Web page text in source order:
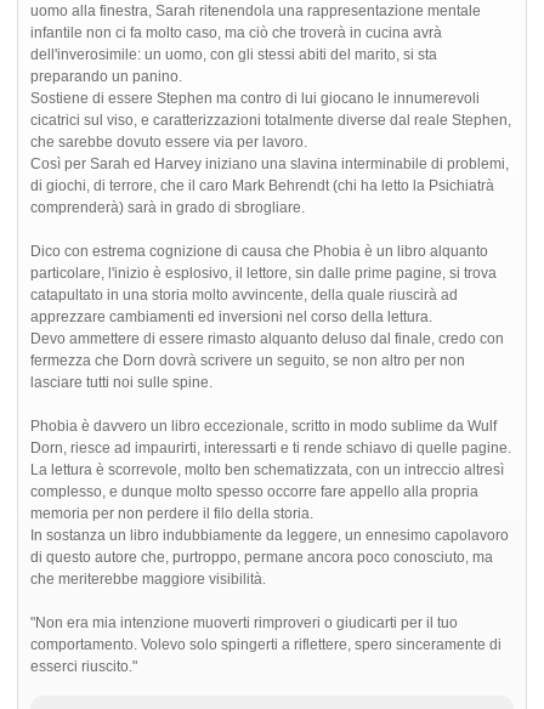
uomo alla finestra, Sarah ritenendola una rappresentazione mentale
infantile non ci fa molto caso, ma ciò che troverà in cucina avrà
dell'inverosimile: un uomo, con gli stessi abiti del marito, si sta
preparando un panino.
Sostiene di essere Stephen ma contro di lui giocano le innumerevoli
cicatrici sul viso, e caratterizzazioni totalmente diverse dal reale Stephen,
che sarebbe dovuto essere via per lavoro.
Così per Sarah ed Harvey iniziano una slavina interminabile di problemi,
di giochi, di terrore, che il caro Mark Behrendt (chi ha letto la Psichiatrà
comprenderà) sarà in grado di sbrogliare.
Dico con estrema cognizione di causa che Phobia è un libro alquanto
particolare, l'inizio è esplosivo, il lettore, sin dalle prime pagine, si trova
catapultato in una storia molto avvincente, della quale riuscirà ad
apprezzare cambiamenti ed inversioni nel corso della lettura.
Devo ammettere di essere rimasto alquanto deluso dal finale, credo con
fermezza che Dorn dovrà scrivere un seguito, se non altro per non
lasciare tutti noi sulle spine.
Phobia è davvero un libro eccezionale, scritto in modo sublime da Wulf
Dorn, riesce ad impaurirti, interessarti e ti rende schiavo di quelle pagine.
La lettura è scorrevole, molto ben schematizzata, con un intreccio altresì
complesso, e dunque molto spesso occorre fare appello alla propria
memoria per non perdere il filo della storia.
In sostanza un libro indubbiamente da leggere, un ennesimo capolavoro
di questo autore che, purtroppo, permane ancora poco conosciuto, ma
che meriterebbe maggiore visibilità.
"Non era mia intenzione muoverti rimproveri o giudicarti per il tuo
comportamento. Volevo solo spingerti a riflettere, spero sinceramente di
esserci riuscito."